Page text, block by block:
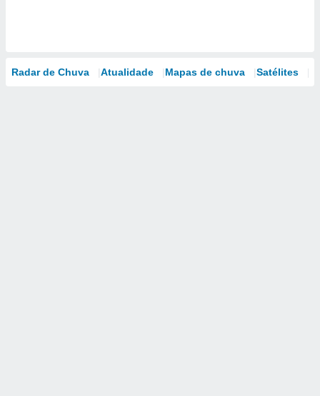
Radar de Chuva Atualidade Mapas de chuva Satélites